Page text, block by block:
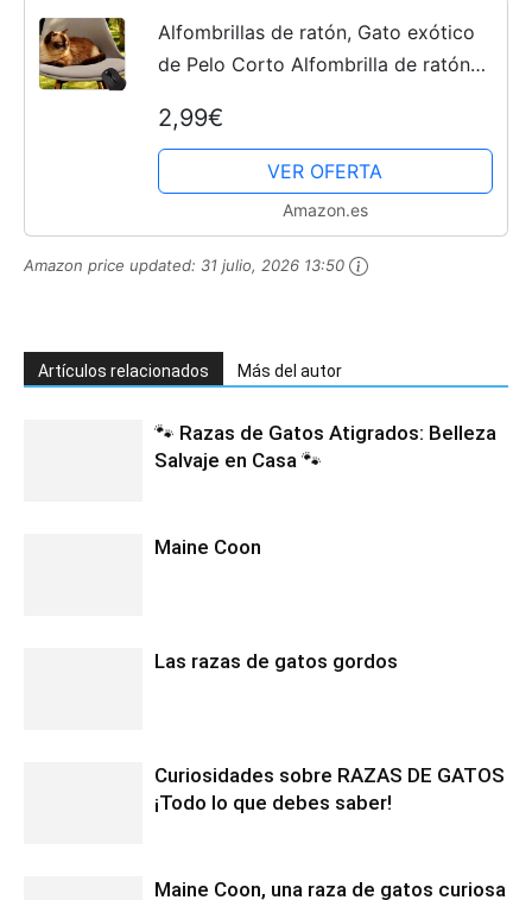
Alfombrillas de ratón, Gato exótico
de Pelo Corto Alfombrilla de ratón
Alfombrilla de ratón británico de Pelo
Corto con Borde Cosido
2,99€
VER OFERTA
Amazon.es
Amazon price updated: 31 julio, 2026 13:50
Artículos relacionados Más del autor
🐾 Razas de Gatos Atigrados: Belleza
Salvaje en Casa 🐾
Maine Coon
Las razas de gatos gordos
Curiosidades sobre RAZAS DE GATOS
¡Todo lo que debes saber!
Maine Coon, una raza de gatos curiosa